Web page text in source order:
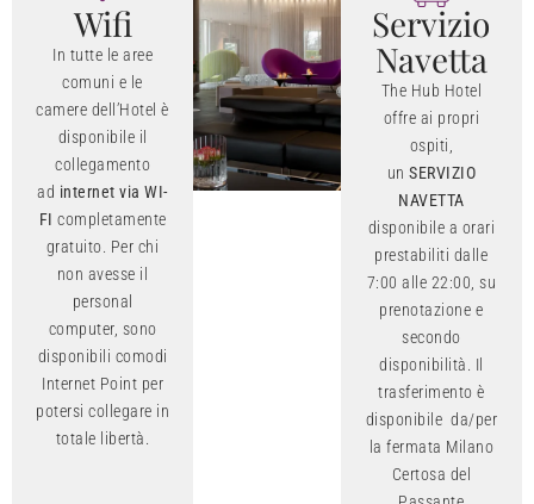
Wifi
In tutte le aree
comuni e le
camere dell’Hotel è
disponibile il
collegamento
ad internet via WI-
FIcompletamente
gratuito. Per chi
non avesse il
personal
computer, sono
disponibili comodi
Internet Point per
potersi collegare in
totale libertà.
Servizio
Navetta
The Hub Hotel
offre ai propri
ospiti,
unSERVIZIO
NAVETTA
disponibile a orari
prestabiliti dalle
7:00 alle 22:00, su
prenotazione e
secondo
disponibilità. Il
trasferimento è
disponibile da/per
la fermata Milano
Certosa del